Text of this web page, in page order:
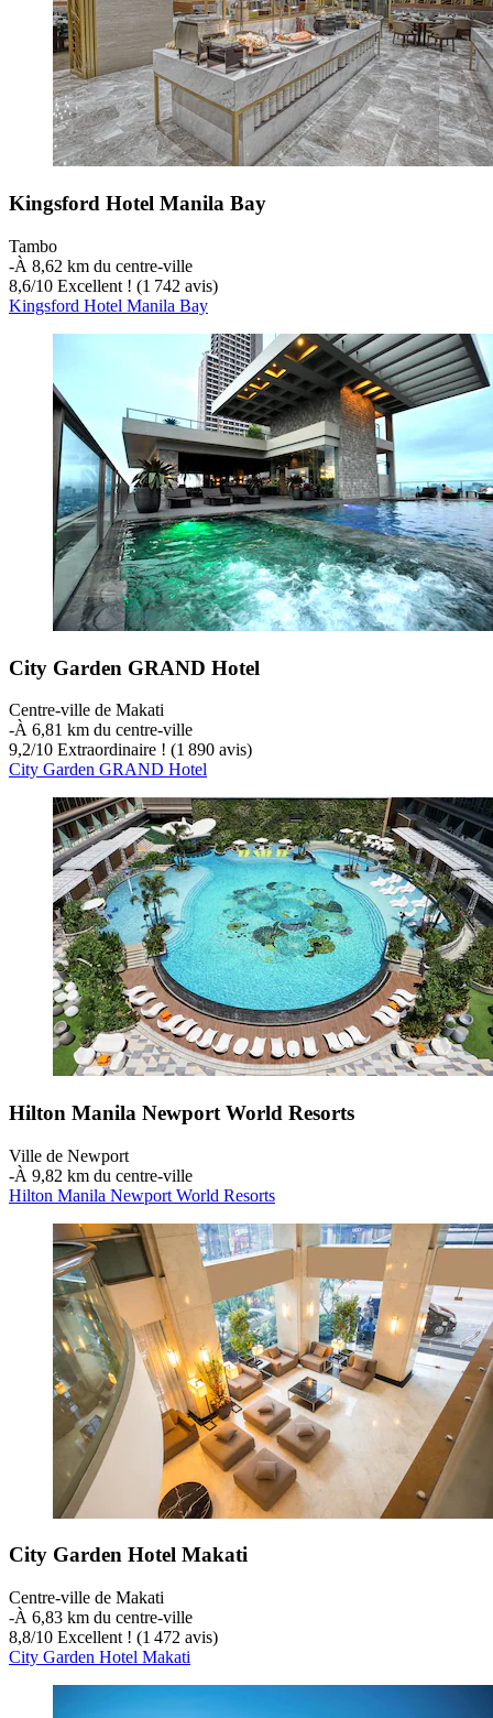
Kingsford Hotel Manila Bay
Tambo
‐À 8,62 km du centre-ville
8,6/10 Excellent ! (1 742 avis)
Kingsford Hotel Manila Bay
City Garden GRAND Hotel
Centre-ville de Makati
‐À 6,81 km du centre-ville
9,2/10 Extraordinaire ! (1 890 avis)
City Garden GRAND Hotel
Hilton Manila Newport World Resorts
Ville de Newport
‐À 9,82 km du centre-ville
Hilton Manila Newport World Resorts
City Garden Hotel Makati
Centre-ville de Makati
‐À 6,83 km du centre-ville
8,8/10 Excellent ! (1 472 avis)
City Garden Hotel Makati